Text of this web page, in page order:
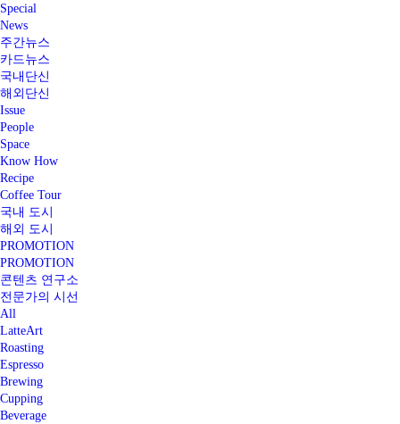
Special
News
주간뉴스
카드뉴스
국내단신
해외단신
Issue
People
Space
Know How
Recipe
Coffee Tour
국내 도시
해외 도시
PROMOTION
PROMOTION
콘텐츠 연구소
전문가의 시선
All
LatteArt
Roasting
Espresso
Brewing
Cupping
Beverage